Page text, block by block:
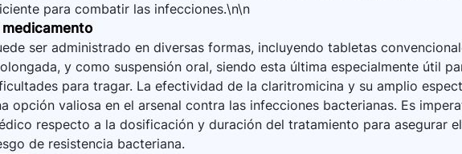
para combatir las infecciones.\n\n
medicamento
ser administrado en diversas formas, incluyendo tabletas
y como suspensión oral, siendo esta última especialmente útil
para tragar. La efectividad de la claritromicina y su amplio
opción valiosa en el arsenal contra las infecciones bacterianas. Es
respecto a la dosificación y duración del tratamiento para asegurar
de resistencia bacteriana.